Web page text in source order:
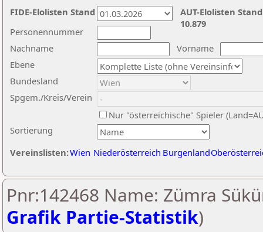
Nachname
Vorname
Ebene
Sortierung
Personennummer
Bundesland
Spgem./Kreis/Verein
Nur "österreichische" Spieler
Vereinslisten:Wien Niederösterreich Burgenland
AUT-Elolisten
10.879
FIDE-Elolisten Stand
Pnr:142468 Name: Zümra
Grafik Partie-Statistik)